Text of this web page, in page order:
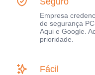
Empresa
de segurança
Aqui e Google.
prioridade.
Fácil